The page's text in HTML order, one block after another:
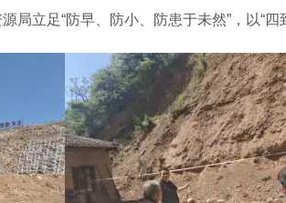
局立足“防早、防小、防患于未然”，以“